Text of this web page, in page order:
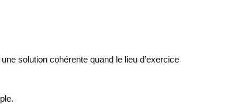
solution cohérente quand le lieu d’exercice